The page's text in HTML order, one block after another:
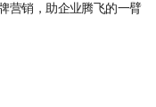
营销，助企业腾飞的一臂